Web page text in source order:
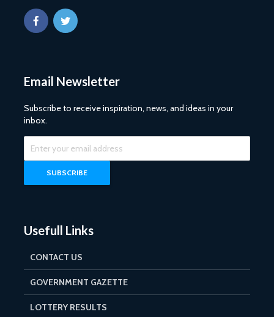
Email Newsletter
Subscribe to receive inspiration, news, and ideas in your
inbox.
Usefull Links
CONTACT US
GOVERNMENT GAZETTE
LOTTERY RESULTS